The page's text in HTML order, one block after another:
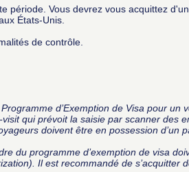
Vous devrez vous acquittez
États-Unis.
de contrôle.
d’Exemption de Visa pour un
qui prévoit la saisie par scanner des
doivent être en possession d’un
du programme d’exemption de visa
Il est recommandé de